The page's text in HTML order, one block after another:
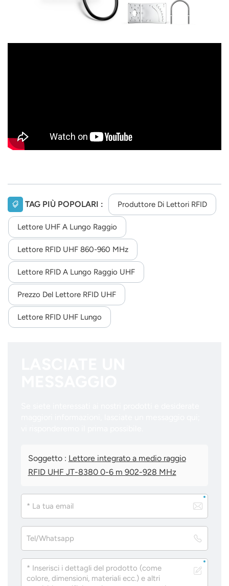
TAG PIÙ POPOLARI : Produttore Di Lettori RFID
Lettore UHF A Lungo Raggio
Lettore RFID UHF 860-960 MHz
Lettore RFID A Lungo Raggio UHF
Prezzo Del Lettore RFID UHF
Lettore RFID UHF Lungo
Soggetto : Lettore integrato a medio raggio
RFID UHF JT-8380 0-6 m 902-928 MHz